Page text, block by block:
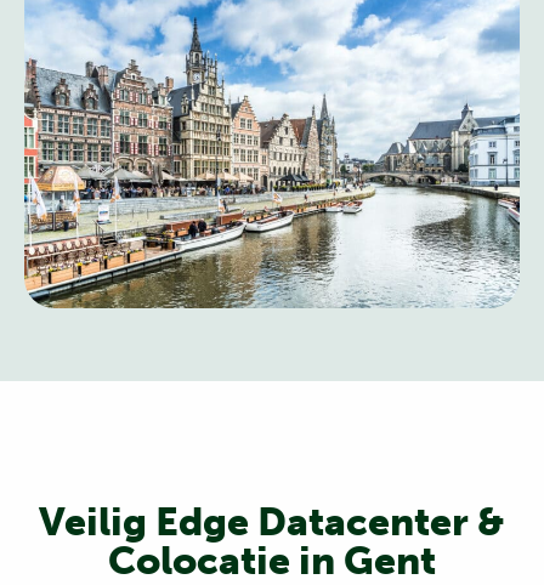
Veilig Edge Datacenter &
Colocatie in Gent